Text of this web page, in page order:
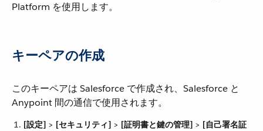
Platform を使用します。
キーペアの作成
このキーペアは Salesforce で作成され、Salesforce と
Anypoint 間の通信で使用されます。
[設定] ​ > ​ [セキュリティ] ​ > ​ [証明書と鍵の管理] ​ > ​ [自己署名証